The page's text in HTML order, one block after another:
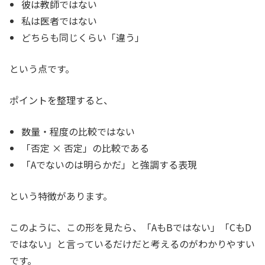
彼は教師ではない
私は医者ではない
どちらも同じくらい「違う」
という点です。
ポイントを整理すると、
数量・程度の比較ではない
「否定 × 否定」の比較である
「Aでないのは明らかだ」と強調する表現
という特徴があります。
このように、この形を見たら、「AもBではない」「CもD
ではない」と言っているだけだと考えるのがわかりやすい
です。